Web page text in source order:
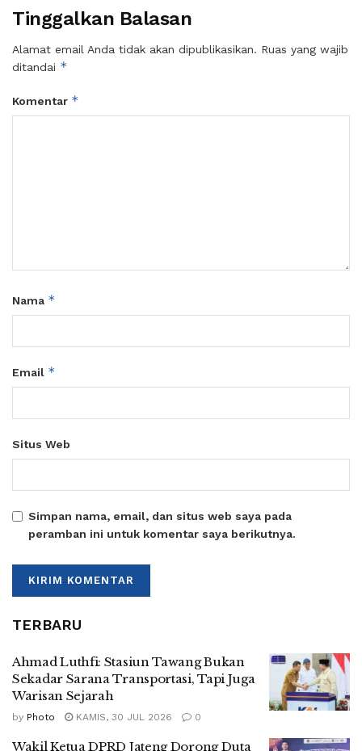
Tinggalkan Balasan
Alamat email Anda tidak akan dipublikasikan. Ruas yang wajib
ditandai *
Komentar *
Nama *
Email *
Situs Web
Simpan nama, email, dan situs web saya pada
peramban ini untuk komentar saya berikutnya.
TERBARU
Ahmad Luthfi: Stasiun Tawang Bukan
Sekadar Sarana Transportasi, Tapi Juga
Warisan Sejarah
by Photo KAMIS, 30 JUL 2026 0
Wakil Ketua DPRD Jateng Dorong Duta